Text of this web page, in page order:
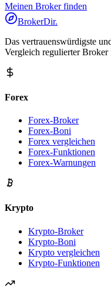
Meinen Broker finden
BrokerDir.
Das vertrauenswürdigste
Vergleich regulierter
Forex
Forex-Broker
Forex-Boni
Forex vergleichen
Forex-Funktionen
Forex-Warnungen
Krypto
Krypto-Broker
Krypto-Boni
Krypto vergleichen
Krypto-Funktionen